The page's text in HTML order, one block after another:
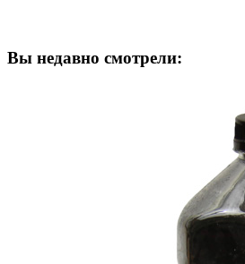
Вы недавно смотрели: